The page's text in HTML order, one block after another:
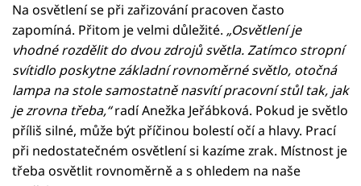
Na osvětlení se při zařizování pracoven často
zapomíná. Přitom je velmi důležité. „Osvětlení je
vhodné rozdělit do dvou zdrojů světla. Zatímco stropní
svítidlo poskytne základní rovnoměrné světlo, otočná
lampa na stole samostatně nasvítí pracovní stůl tak, jak
je zrovna třeba,“radí Anežka Jeřábková. Pokud je světlo
příliš silné, může být příčinou bolestí očí a hlavy. Prací
při nedostatečném osvětlení si kazíme zrak. Místnost je
třeba osvětlit rovnoměrně a s ohledem na naše